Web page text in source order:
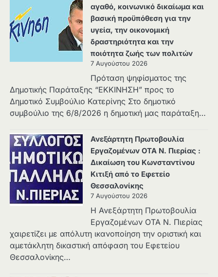
αγαθό, κοινωνικό δικαίωμα και
βασική προϋπόθεση για την
υγεία, την οικονομική
δραστηριότητα και την
ποιότητα ζωής των πολιτών
7 Αυγούστου 2026
Πρόταση ψηφίσματος της
Δημοτικής Παράταξης “ΕΚΚΙΝΗΣΗ” προς το
Δημοτικό Συμβούλιο Κατερίνης Στο δημοτικό
συμβούλιο της 6/8/2026 η δημοτική μας παράταξη…
Ανεξάρτητη Πρωτοβουλία
Εργαζομένων ΟΤΑ Ν. Πιερίας :
Δικαίωση του Κωνσταντίνου
Κιτιξή από το Εφετείο
Θεσσαλονίκης
7 Αυγούστου 2026
Η Ανεξάρτητη Πρωτοβουλία
Εργαζομένων ΟΤΑ Ν. Πιερίας
χαιρετίζει με απόλυτη ικανοποίηση την οριστική και
αμετάκλητη δικαστική απόφαση του Εφετείου
Θεσσαλονίκης…